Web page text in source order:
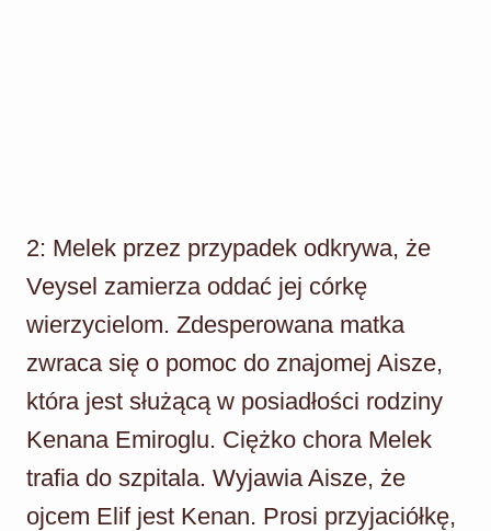
2: Melek przez przypadek odkrywa, że
Veysel zamierza oddać jej córkę
wierzycielom. Zdesperowana matka
zwraca się o pomoc do znajomej Aisze,
która jest służącą w posiadłości rodziny
Kenana Emiroglu. Ciężko chora Melek
trafia do szpitala. Wyjawia Aisze, że
ojcem Elif jest Kenan. Prosi przyjaciółkę,